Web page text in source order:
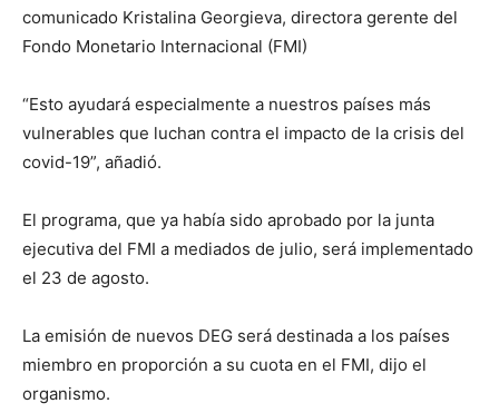
comunicado Kristalina Georgieva, directora gerente del
Fondo Monetario Internacional (FMI)
“Esto ayudará especialmente a nuestros países más
vulnerables que luchan contra el impacto de la crisis del
covid-19”, añadió.
El programa, que ya había sido aprobado por la junta
ejecutiva del FMI a mediados de julio, será implementado
el 23 de agosto.
La emisión de nuevos DEG será destinada a los países
miembro en proporción a su cuota en el FMI, dijo el
organismo.